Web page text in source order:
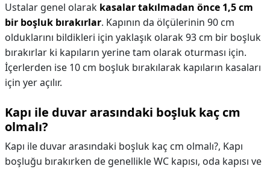
Ustalar genel olarak kasalar takılmadan önce 1,5 cm
bir boşluk bırakırlar. Kapının da ölçülerinin 90 cm
olduklarını bildikleri için yaklaşık olarak 93 cm bir boşluk
bırakırlar ki kapıların yerine tam olarak oturması için.
İçerlerden ise 10 cm boşluk bırakılarak kapıların kasaları
için yer açılır.
Kapı ile duvar arasındaki boşluk kaç cm
olmalı?
Kapı ile duvar arasındaki boşluk kaç cm olmalı?, Kapı
boşluğu bırakırken de genellikle WC kapısı, oda kapısı ve